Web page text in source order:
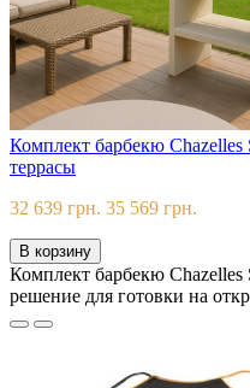
Комплект барбекю
террасы
32 639 грн. 35 569 грн.
В корзину
Комплект барбекю
решение для готовки на